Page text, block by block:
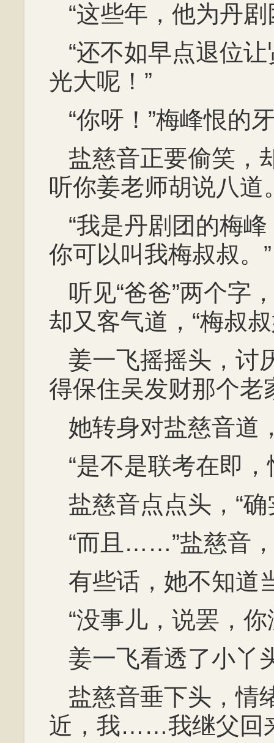
“这些年，他为丹
“还不如早点退位
光大呢！”
“你呀！”梅峰恨的
盐慈音正要偷笑，
听你姜老师胡说八道
“我是丹剧团的梅
你可以叫我梅叔叔。”
听见“爸爸”两个字
却又客气道，“梅叔
姜一飞摇摇头，讨
得保住吴发财那个老
她转身对盐慈音道
“是不是联考在即
盐慈音点点头，“
“而且……”盐慈音
有些话，她不知道
“没事儿，说罢，
姜一飞看透了小丫
盐慈音垂下头，情
近，我……我继父回